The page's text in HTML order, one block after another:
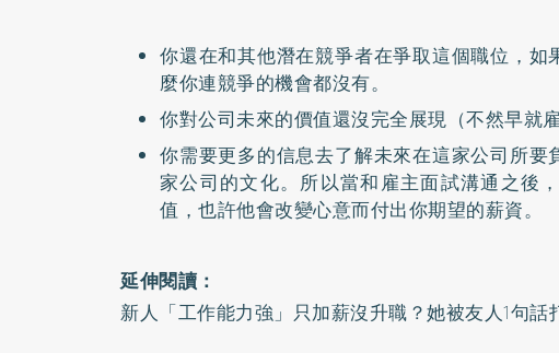
你還在和其他潛在競爭者在爭取這個職位，
麼你連競爭的機會都沒有。
你對公司未來的價值還沒完全展現（不然早就雇
你需要更多的信息去了解未來在這家公司所
家公司的文化。所以當和雇主面試溝通之後
值，也許他會改變心意而付出你期望的薪資。
延伸閱讀：
新人「工作能力強」只加薪沒升職？她被友人1句話